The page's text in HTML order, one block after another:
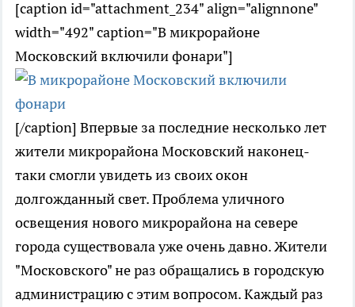
[caption id="attachment_234" align="alignnone"
width="492" caption="В микрорайоне
Московский включили фонари"]
[/caption] Впервые за последние несколько лет
жители микрорайона Московский наконец-
таки смогли увидеть из своих окон
долгожданный свет. Проблема уличного
освещения нового микрорайона на севере
города существовала уже очень давно. Жители
"Московского" не раз обращались в городскую
администрацию с этим вопросом. Каждый раз